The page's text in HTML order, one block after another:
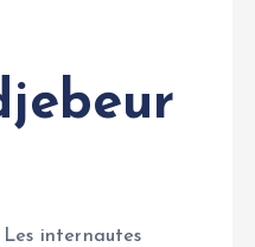
Les internautes